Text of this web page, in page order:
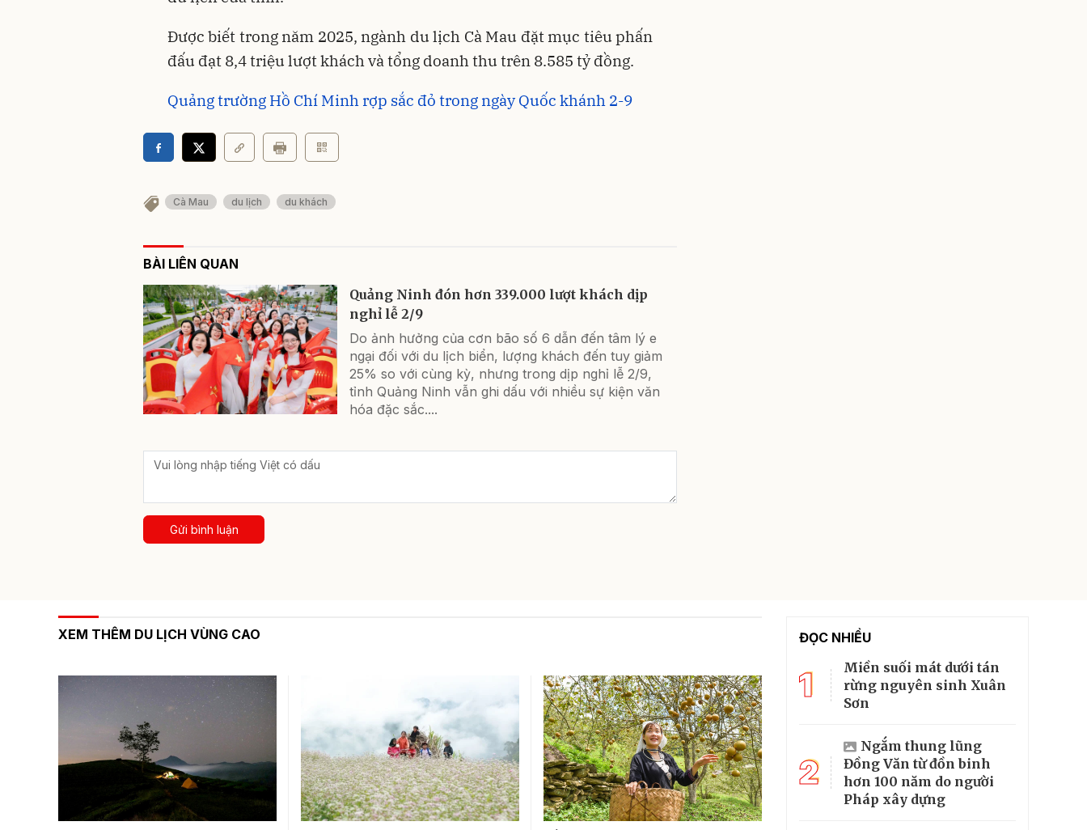
Được biết trong năm 2025, ngành du lịch Cà Mau đặt mục tiêu phấn
đấu đạt 8,4 triệu lượt khách và tổng doanh thu trên 8.585 tỷ đồng.
Quảng trường Hồ Chí Minh rợp sắc đỏ trong ngày Quốc khánh 2-9
Cà Mau du lịch du khách
BÀI LIÊN QUAN
Quảng Ninh đón hơn 339.000 lượt khách dịp
nghỉ lễ 2/9
Do ảnh hưởng của cơn bão số 6 dẫn đến tâm lý e
ngại đối với du lịch biển, lượng khách đến tuy giảm
25% so với cùng kỳ, nhưng trong dịp nghỉ lễ 2/9,
tỉnh Quảng Ninh vẫn ghi dấu với nhiều sự kiện văn
hóa đặc sắc....
Gửi bình luận
XEM THÊM DU LỊCH VÙNG CAO ĐỌC NHIỀU
1
Miền suối mát dưới tán
rừng nguyên sinh Xuân
Sơn
2
Ngắm thung lũng
Đồng Văn từ đồn binh
hơn 100 năm do người
Pháp xây dựng